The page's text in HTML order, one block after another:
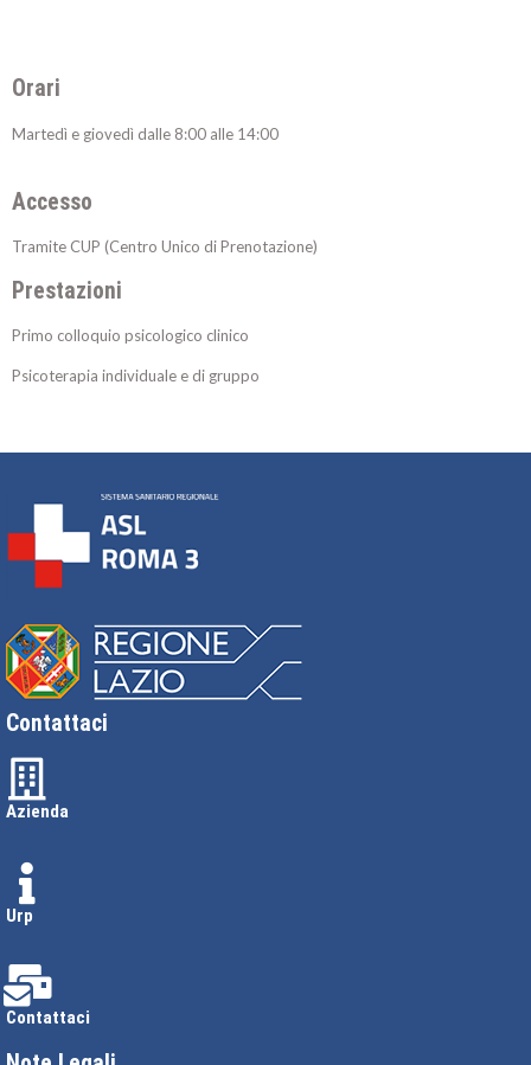
Orari
Martedì e giovedì dalle 8:00 alle 14:00
Accesso
Tramite CUP (Centro Unico di Prenotazione)
Prestazioni
Primo colloquio psicologico clinico
Psicoterapia individuale e di gruppo
Contattaci
Azienda
Urp
Contattaci